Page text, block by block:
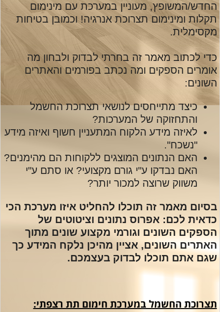
החדש/המשופץ, מעוניין במערכת עם מינימום
תקלות ומינימום תצרוכת אנרגיה! וכמובן בטיחות
מקסימלית.
כדי לכתוב מאמר זה בחרתי לבדוק ולבחון מה
אומרים הספקים ומה נכתב בפורמים והאתרים
השונים:
כיצד מתייחסים לנושאי תצרוכת החשמל
והתחזוקה של המערכות?
לאיזה מידע הלקוח המתעניין חשוף ואיזה מידע
"נשכח".
האם הנתונים המוצגים ללקוחות הם מהימנים?
האם נבדקו ע"י גורם מקצועי? או סתם ע"י
משווק שרוצה למכור יותר?
בסיום מאמר זה תוכלו להחליט איזו מערכת הכי
כדאית לכם: אפרוס נתונים וציטוטים של
הספקים השונים וגורמי מקצוע שונים מתוך
האתרים השונים, אציין מהיכן נלקח המידע כך
שגם אתם תוכלו לבדוק בעצמכם.
תצרוכת החשמל במערכת חימום תת רצפתי: